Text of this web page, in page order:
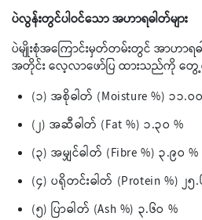
ပဲလွန်းတွင်ပါဝင်သော အဟာရဓါတ်များ
ပဲမျိုးစုံအကြောင်းမှတ်တမ်းတွင် အာဟာရ
အတိုင်း လေ့လာဖော်ပြ ထားသည်ကို တွေ့
(၁) အစိုဓါတ် (Moisture %) ၁၁.ဝ
(၂) အဆီဓါတ် (Fat %) ၁.၃ဝ %
(၃) အမျှင်ဓါတ် (Fibre %) ၃.၉ဝ %
(၄) ပရိုတင်းဓါတ် (Protein %) ၂၅.
(၅) ပြာဓါတ် (Ash %) ၃.၆ဝ %